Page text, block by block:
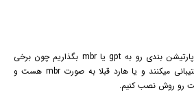
باید در منوی تنظیمات سبک پارتیشن بندی رو به gpt یا mbr بگذاریم چون برخی
سیتم های قدیمی از mbr پشتیبانی میکنند و یا هارد قبلا به صورت mbr هست و